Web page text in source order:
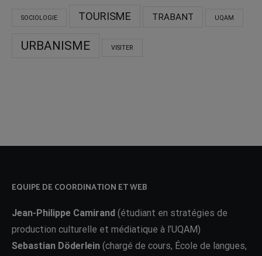
SOCIOLOGIE TOURISME TRABANT UQAM
URBANISME VISITER
EQUIPE DE COORDINATION ET WEB
Jean-Philippe Camirand (étudiant en stratégies de
production culturelle et médiatique à l’UQAM)
Sebastian Döderlein (chargé de cours, École de langues,